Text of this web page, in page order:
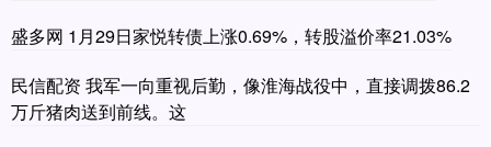
盛多网 1月29日家悦转债上涨0.69%，转股溢价率21.03%
民信配资 我军一向重视后勤，像淮海战役中，直接调拨86.2
万斤猪肉送到前线。这